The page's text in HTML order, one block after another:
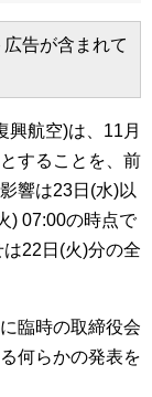
告が含まれて
興航空)は、11月
することを、前
響は23日(水)以
) 07:00の時点で
22日(火)分の全
臨時の取締役会
何らかの発表を